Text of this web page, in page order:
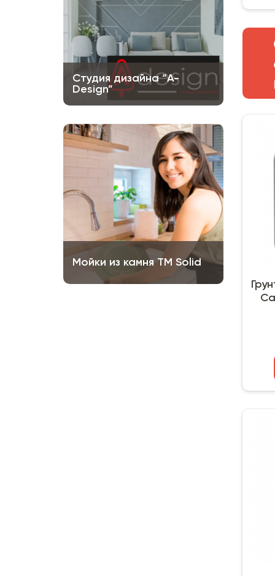
Студия дизайна “A-
Design”
Мойки из камня ТМ Solid